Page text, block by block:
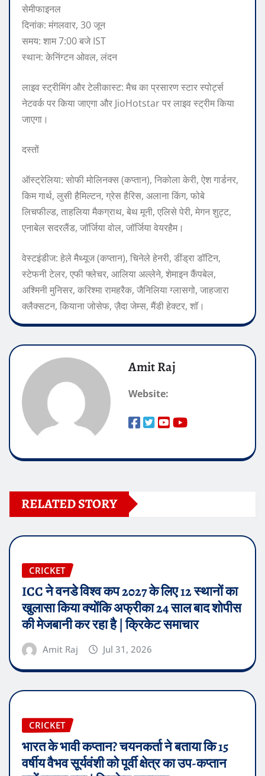
सेमीफाइनल
दिनांक: मंगलवार, 30 जून
समय: शाम 7:00 बजे IST
स्थान: केनिंग्टन ओवल, लंदन
लाइव स्ट्रीमिंग और टेलीकास्ट: मैच का प्रसारण स्टार स्पोर्ट्स
नेटवर्क पर किया जाएगा और JioHotstar पर लाइव स्ट्रीम किया
जाएगा।
दस्तों
ऑस्ट्रेलिया: सोफी मोलिनक्स (कप्तान), निकोला केरी, ऐश गार्डनर,
किम गार्थ, लुसी हैमिल्टन, ग्रेस हैरिस, अलाना किंग, फोबे
लिचफील्ड, ताहलिया मैकग्राथ, बेथ मूनी, एलिसे पेरी, मेगन शुट्ट,
एनाबेल सदरलैंड, जॉर्जिया वोल, जॉर्जिया वेयरहैम।
वेस्टइंडीज: हेले मैथ्यूज (कप्तान), चिनेले हेनरी, डींड्रा डॉटिन,
स्टेफनी टेलर, एफी फ्लेचर, आलिया अल्लेने, शेमाइन कैंपबेल,
अश्मिनी मुनिसर, करिश्मा रामहरैक, जैनिलिया ग्लासगो, जाहजारा
क्लैक्सटन, कियाना जोसेफ, ज़ैदा जेम्स, मैंडी हेक्टर, शॉ।
Amit Raj
Website:
RELATED STORY
CRICKET
ICC ने वनडे विश्व कप 2027 के लिए 12 स्थानों का
खुलासा किया क्योंकि अफ्रीका 24 साल बाद शोपीस
की मेजबानी कर रहा है | क्रिकेट समाचार
Amit Raj Jul 31, 2026
CRICKET
भारत के भावी कप्तान? चयनकर्ता ने बताया कि 15
वर्षीय वैभव सूर्यवंशी को पूर्वी क्षेत्र का उप-कप्तान